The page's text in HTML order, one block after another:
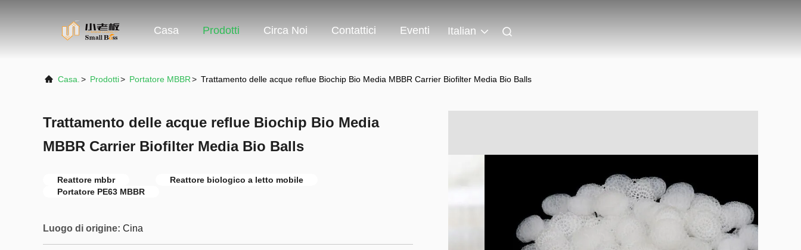
Casa Prodotti Circa Noi Contattici Eventi Italian
Casa. > Prodotti> Portatore MBBR> Trattamento delle acque reflue Biochip Bio Media MBBR Carrier Biofilter Media Bio Balls
Trattamento delle acque reflue Biochip Bio Media
MBBR Carrier Biofilter Media Bio Balls
Reattore mbbr
Reattore biologico a letto mobile
Portatore PE63 MBBR
Luogo di origine: Cina